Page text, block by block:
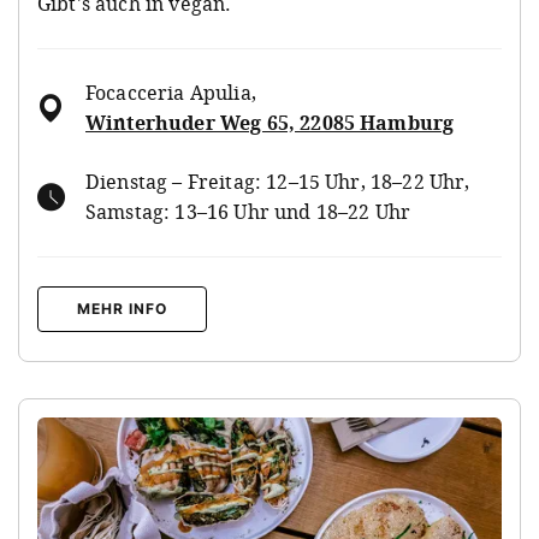
Focacceria Apulia,
Winterhuder Weg 65, 22085 Hamburg
Dienstag – Freitag: 12–15 Uhr, 18–22 Uhr,
Samstag: 13–16 Uhr und 18–22 Uhr
MEHR INFO